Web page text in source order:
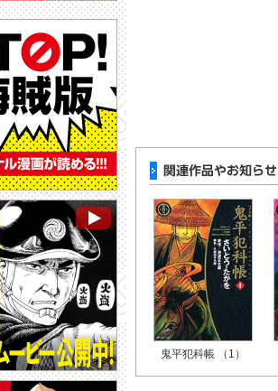
鬼平犯科帳 （1）